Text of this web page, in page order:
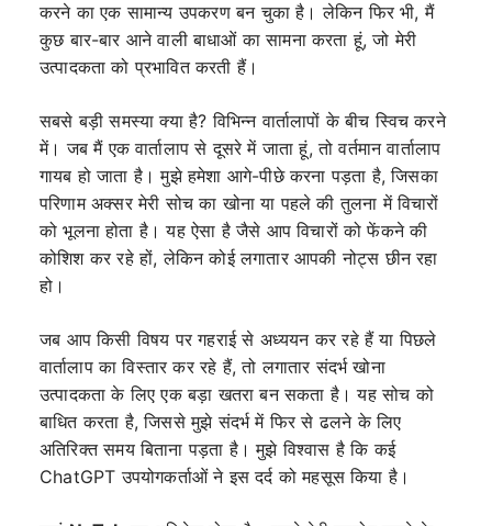
करने का एक सामान्य उपकरण बन चुका है। लेकिन फिर भी, मैं
कुछ बार-बार आने वाली बाधाओं का सामना करता हूं, जो मेरी
उत्पादकता को प्रभावित करती हैं।
सबसे बड़ी समस्या क्या है? विभिन्न वार्तालापों के बीच स्विच करने
में। जब मैं एक वार्तालाप से दूसरे में जाता हूं, तो वर्तमान वार्तालाप
गायब हो जाता है। मुझे हमेशा आगे-पीछे करना पड़ता है, जिसका
परिणाम अक्सर मेरी सोच का खोना या पहले की तुलना में विचारों
को भूलना होता है। यह ऐसा है जैसे आप विचारों को फेंकने की
कोशिश कर रहे हों, लेकिन कोई लगातार आपकी नोट्स छीन रहा
हो।
जब आप किसी विषय पर गहराई से अध्ययन कर रहे हैं या पिछले
वार्तालाप का विस्तार कर रहे हैं, तो लगातार संदर्भ खोना
उत्पादकता के लिए एक बड़ा खतरा बन सकता है। यह सोच को
बाधित करता है, जिससे मुझे संदर्भ में फिर से ढलने के लिए
अतिरिक्त समय बिताना पड़ता है। मुझे विश्वास है कि कई
ChatGPT उपयोगकर्ताओं ने इस दर्द को महसूस किया है।